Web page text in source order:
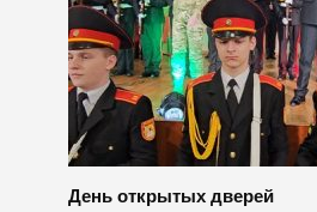
День открытых дверей